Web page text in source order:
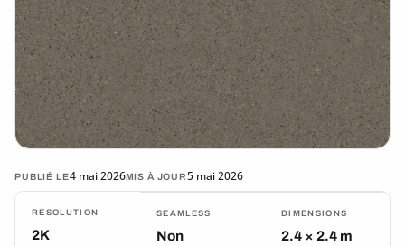
PUBLIÉ LE4 mai 2026MIS À JOUR5 mai 2026
RÉSOLUTION
2K
SEAMLESS
Non
DIMENSIONS
2.4 × 2.4 m